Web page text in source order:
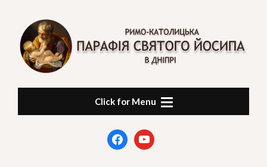
content
ПАРАФІЯ СВЯТОГО
ЙОСИПА
Click for Menu
facebookyoutube